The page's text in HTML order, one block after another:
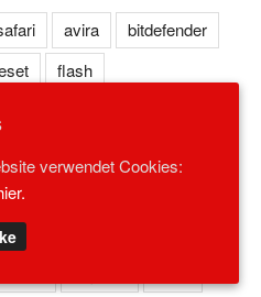
avira
bitdefender
flash
opera
redstone
verwendet Cookies: